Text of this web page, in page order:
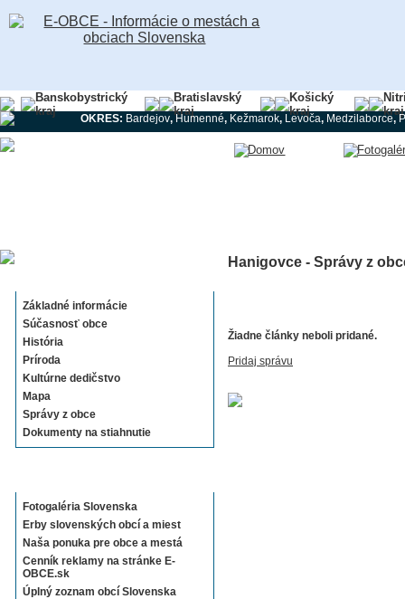
Banskobystrický
kraj
Bratislavský
kraj
Košický
kraj
kraj
OKRES: Bardejov,Humenné, Kežmarok, Levoča, Medzilaborce,
Základné informácie
Súčasnosť obce
História
Príroda
Kultúrne dedičstvo
Mapa
Správy z obce
Dokumenty na stiahnutie
Fotogaléria Slovenska
Erby slovenských obcí a miest
Naša ponuka pre obce a mestá
Cenník reklamy na stránke E-
OBCE.sk
Úplný zoznam obcí Slovenska
Hanigovce - Správy z
Žiadne články neboli pridané.
Pridaj správu